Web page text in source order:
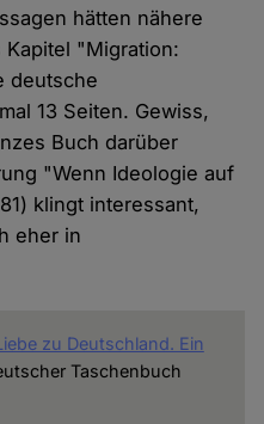
hätten nähere
"Migration:
deutsche
13 Seiten. Gewiss,
Buch darüber
"Wenn Ideologie auf
klingt interessant,
eher in
zu Deutschland. Ein
Taschenbuch